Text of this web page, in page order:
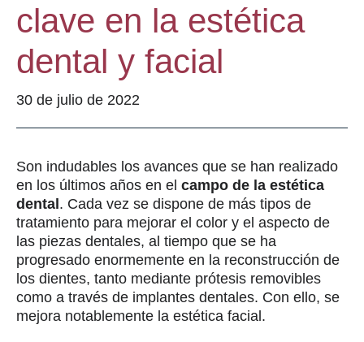
clave en la estética
dental y facial
30 de julio de 2022
Son indudables los avances que se han realizado
en los últimos años en el campo de la estética
dental. Cada vez se dispone de más tipos de
tratamiento para mejorar el color y el aspecto de
las piezas dentales, al tiempo que se ha
progresado enormemente en la reconstrucción de
los dientes, tanto mediante prótesis removibles
como a través de implantes dentales. Con ello, se
mejora notablemente la estética facial.